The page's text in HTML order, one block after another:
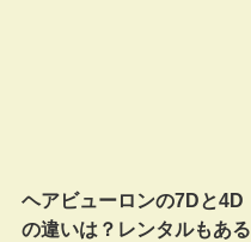
ヘアビューロンの7Dと4D
の違いは？レンタルもある